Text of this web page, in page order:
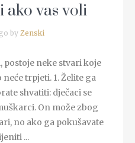
ako vas voli
by Zenski
postoje neke stvari koje
trpjeti. 1. Želite ga
shvatiti: dječaci se
On može zbog
no ako ga pokušavate
...